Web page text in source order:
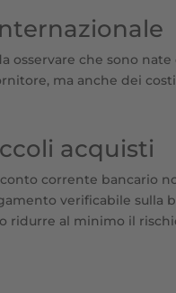
che sono
ma anche dei
acquisti
corrente bancario
verificabile sulla
al minimo il